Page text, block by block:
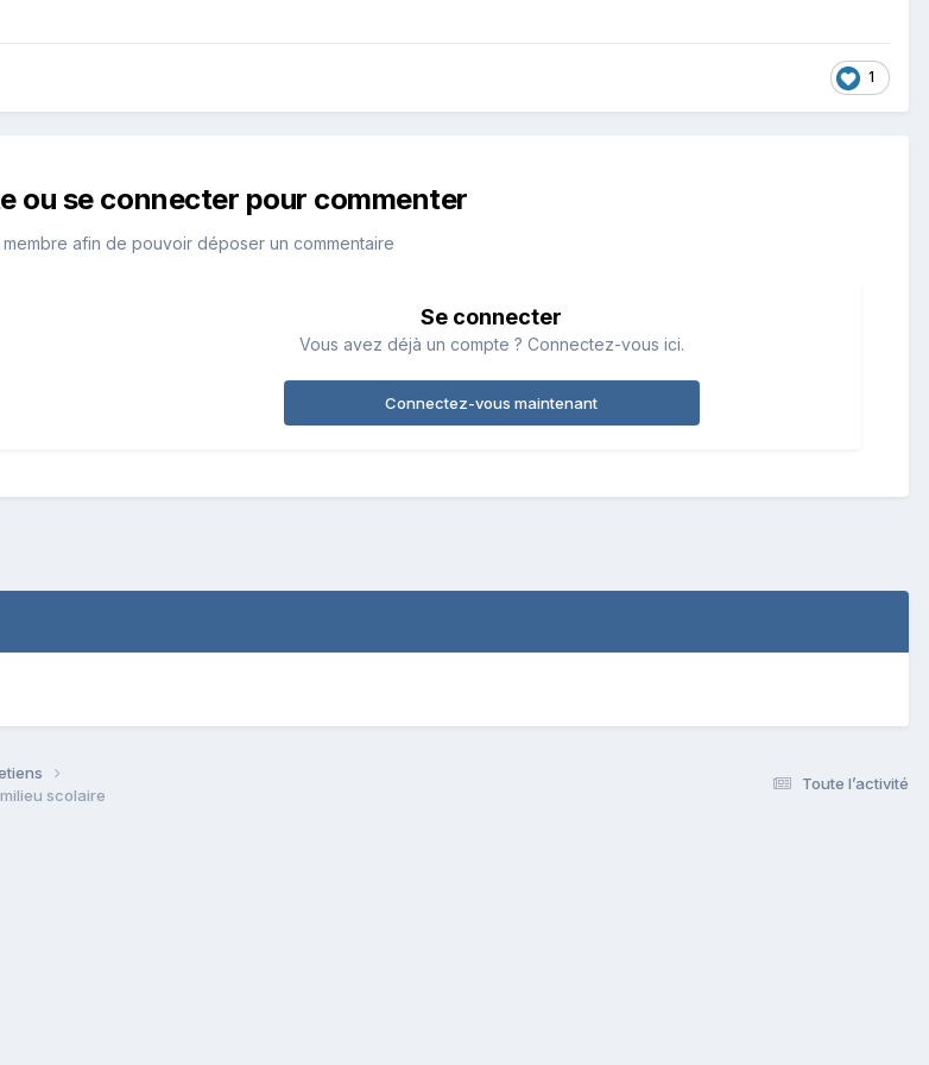
1
ou se connecter pour commenter
afin de pouvoir déposer un commentaire
Se connecter
Vous avez déjà un compte ? Connectez-vous ici.
Connectez-vous maintenant
Toute l’activité
milieu scolaire